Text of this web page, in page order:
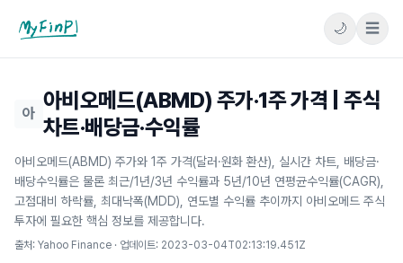
마이핀플
🌙 ☰
아
아비오메드(ABMD) 주가·1주 가격 | 주식
차트·배당금·수익률
아비오메드(ABMD) 주가와 1주 가격(달러·원화 환산), 실시간 차트, 배당금·
배당수익률은 물론 최근/1년/3년 수익률과 5년/10년 연평균수익률(CAGR),
고점대비 하락률, 최대낙폭(MDD), 연도별 수익률 추이까지 아비오메드 주식
투자에 필요한 핵심 정보를 제공합니다.
출처: Yahoo Finance · 업데이트: 2023-03-04T02:13:19.451Z